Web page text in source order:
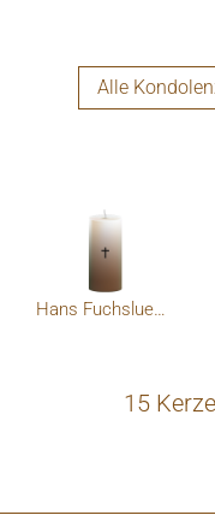
Alle
Hans Fuchslueger,Ybbsitz
15